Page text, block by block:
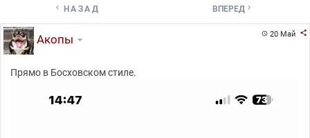
 НАЗАД ВПЕРЕД 
20 Май 
Акопы
Прямо в Босховском стиле.